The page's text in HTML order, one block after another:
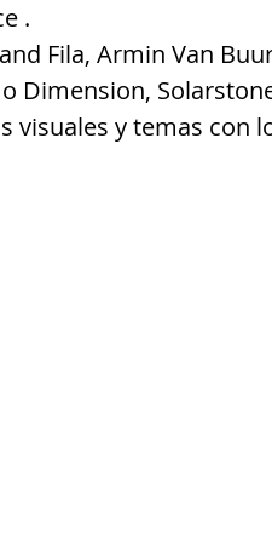
.
Fila, Armin Van
Dimension,
visuales y temas con